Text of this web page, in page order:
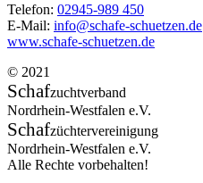
Telefon: 02945-989 450
E-Mail: info@schafe-schuetzen.de
www.schafe-schuetzen.de
© 2021
Schafzuchtverband
Nordrhein-Westfalen e.V.
Schafzüchtervereinigung
Nordrhein-Westfalen e.V.
Alle Rechte vorbehalten!